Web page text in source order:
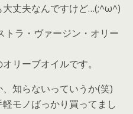
丈夫なんですけど…(;^ω^)
トラ・ヴァージン・オリー
リーブオイルです。
知らないっていうか(笑)
モノばっかり買ってまし